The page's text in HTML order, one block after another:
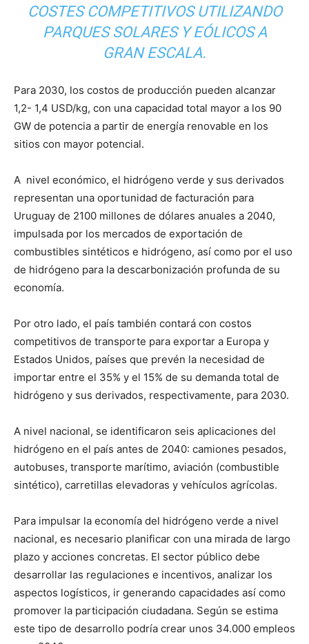
COSTES COMPETITIVOS UTILIZANDO
PARQUES SOLARES Y EÓLICOS A
GRAN ESCALA.
Para 2030, los costos de producción pueden alcanzar
1,2- 1,4 USD/kg, con una capacidad total mayor a los 90
GW de potencia a partir de energía renovable en los
sitios con mayor potencial.
A nivel económico, el hidrógeno verde y sus derivados
representan una oportunidad de facturación para
Uruguay de 2100 millones de dólares anuales a 2040,
impulsada por los mercados de exportación de
combustibles sintéticos e hidrógeno, así como por el uso
de hidrógeno para la descarbonización profunda de su
economía.
Por otro lado, el país también contará con costos
competitivos de transporte para exportar a Europa y
Estados Unidos, países que prevén la necesidad de
importar entre el 35% y el 15% de su demanda total de
hidrógeno y sus derivados, respectivamente, para 2030.
A nivel nacional, se identificaron seis aplicaciones del
hidrógeno en el país antes de 2040: camiones pesados,
autobuses, transporte marítimo, aviación (combustible
sintético), carretillas elevadoras y vehículos agrícolas.
Para impulsar la economía del hidrógeno verde a nivel
nacional, es necesario planificar con una mirada de largo
plazo y acciones concretas. El sector público debe
desarrollar las regulaciones e incentivos, analizar los
aspectos logísticos, ir generando capacidades así como
promover la participación ciudadana. Según se estima
este tipo de desarrollo podría crear unos 34.000 empleos